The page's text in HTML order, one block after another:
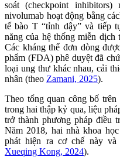
soát (checkpoint inhibitors)
nivolumab hoạt động bằng
tế bào T “tỉnh dậy” và tiếp
năng của hệ thống miễn
Các kháng thể đơn dòng
phẩm (FDA) phê duyệt đã
loại ung thư khác nhau, cải
nhân (theo Zamani, 2025).
Theo tổng quan công bố
trong hai thập kỷ qua, liệu
trở thành phương pháp điều
Năm 2018, hai nhà khoa
phát hiện ra cơ chế này
Xueqing Kong, 2024).